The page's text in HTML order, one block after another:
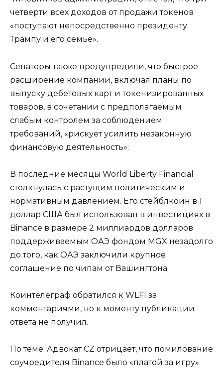
четверти всех доходов от продажи токенов
«поступают непосредственно президенту
Трампу и его семье».
Сенаторы также предупредили, что быстрое
расширение компании, включая планы по
выпуску дебетовых карт и токенизированных
товаров, в сочетании с предполагаемым
слабым контролем за соблюдением
требований, «рискует усилить незаконную
финансовую деятельность».
В последние месяцы World Liberty Financial
столкнулась с растущим политическим и
нормативным давлением. Его стейблкоин в 1
доллар США был использован в инвестициях в
Binance в размере 2 миллиардов долларов
поддерживаемым ОАЭ фондом MGX незадолго
до того, как ОАЭ заключили крупное
соглашение по чипам от Вашингтона.
Коинтелеграф обратился к WLFI за
комментариями, но к моменту публикации
ответа не получил.
По теме: Адвокат CZ отрицает, что помилование
соучредителя Binance было «платой за игру»